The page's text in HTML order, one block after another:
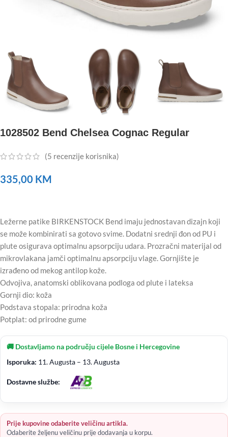
1028502 Bend Chelsea Cognac Regular
(5 recenzije korisnika)
335,00 KM
Ležerne patike BIRKENSTOCK Bend imaju jednostavan dizajn koji
se može kombinirati sa gotovo svime. Dodatni srednji đon od PU i
plute osigurava optimalnu apsorpciju udara. Prozračni materijal od
mikrovlakana jamči optimalnu apsorpciju vlage. Gornjište je
izrađeno od mekog antilop kože.
Odvojiva, anatomski oblikovana podloga od plute i lateksa
Gornji dio: koža
Podstava stopala: prirodna koža
Potplat: od prirodne gume
🚚 Dostavljamo na području cijele Bosne i Hercegovine
Isporuka: 11. Augusta – 13. Augusta
Dostavne službe:
Prije kupovine odaberite veličinu artikla.
Odaberite željenu veličinu prije dodavanja u korpu.